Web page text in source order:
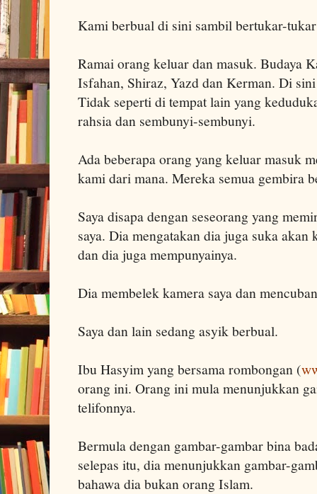
Kami berbual di sini sambil bertukar-
Ramai orang keluar dan masuk. Budaya
Isfahan, Shiraz, Yazd dan Kerman. Di
Tidak seperti di tempat lain yang
rahsia dan sembunyi-sembunyi.
Ada beberapa orang yang keluar masuk
kami dari mana. Mereka semua gembira
Saya disapa dengan seseorang yang
saya. Dia mengatakan dia juga suka
dan dia juga mempunyainya.
Dia membelek kamera saya dan
Saya dan lain sedang asyik berbual.
Ibu Hasyim yang bersama rombongan (
orang ini. Orang ini mula menunjukkan
telifonnya.
Bermula dengan gambar-gambar bina
selepas itu, dia menunjukkan gambar-
bahawa dia bukan orang Islam.